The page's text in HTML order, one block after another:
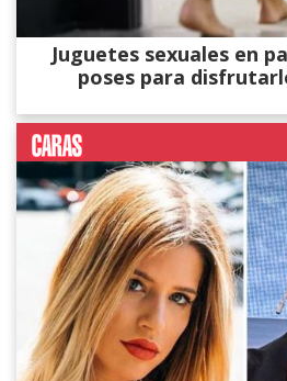
Juguetes sexuales en
poses para